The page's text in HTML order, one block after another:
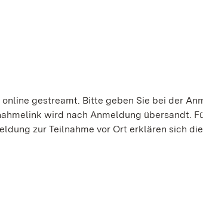
gestreamt. Bitte geben Sie bei der
wird nach Anmeldung übersandt.
zur Teilnahme vor Ort erklären sich